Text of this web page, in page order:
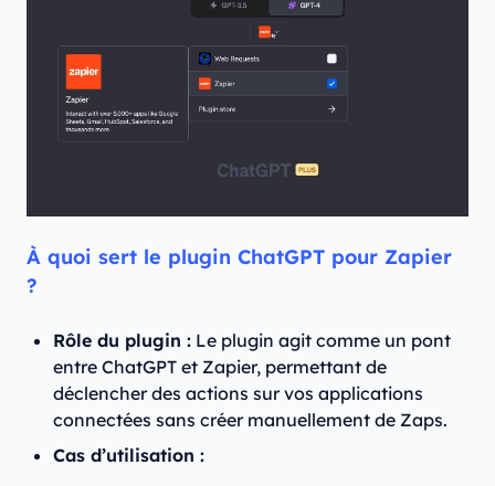
À quoi sert le plugin ChatGPT pour Zapier
?
Rôle du plugin : Le plugin agit comme un pont
entre ChatGPT et Zapier, permettant de
déclencher des actions sur vos applications
connectées sans créer manuellement de Zaps.
Cas d’utilisation :